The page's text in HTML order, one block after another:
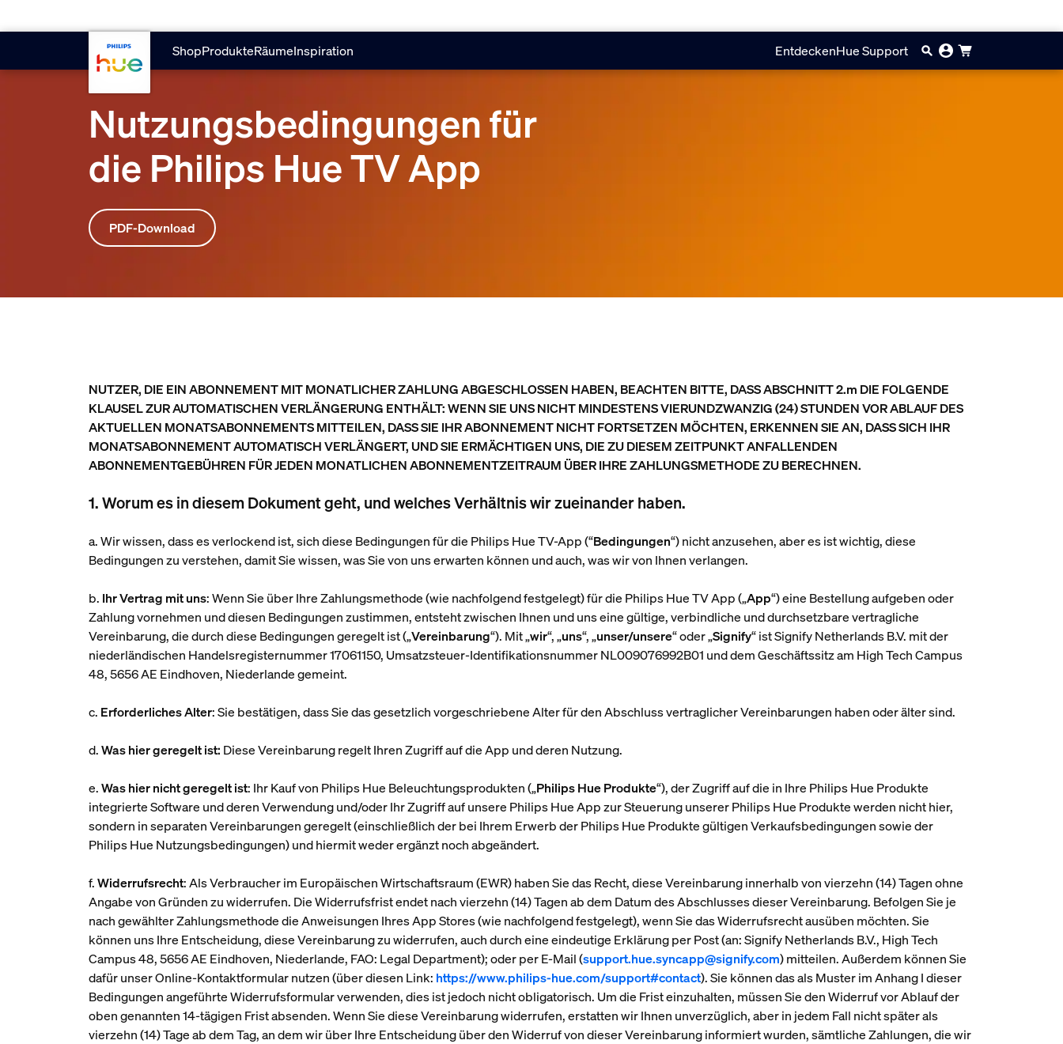
ShopProdukteRäumeInspiration EntdeckenHue Support
Nutzungsbedingungen für
die Philips Hue TV App
PDF-Download
NUTZER, DIE EIN ABONNEMENT MIT MONATLICHER ZAHLUNG ABGESCHLOSSEN HABEN, BEACHTEN BITTE, DASS ABSCHNITT 2.m DIE FOLGENDE
KLAUSEL ZUR AUTOMATISCHEN VERLÄNGERUNG ENTHÄLT: WENN SIE UNS NICHT MINDESTENS VIERUNDZWANZIG (24) STUNDEN VOR ABLAUF DES
AKTUELLEN MONATSABONNEMENTS MITTEILEN, DASS SIE IHR ABONNEMENT NICHT FORTSETZEN MÖCHTEN, ERKENNEN SIE AN, DASS SICH IHR
MONATSABONNEMENT AUTOMATISCH VERLÄNGERT, UND SIE ERMÄCHTIGEN UNS, DIE ZU DIESEM ZEITPUNKT ANFALLENDEN
ABONNEMENTGEBÜHREN FÜR JEDEN MONATLICHEN ABONNEMENTZEITRAUM ÜBER IHRE ZAHLUNGSMETHODE ZU BERECHNEN.
1. Worum es in diesem Dokument geht, und welches Verhältnis wir zueinander haben.
a. Wir wissen, dass es verlockend ist, sich diese Bedingungen für die Philips Hue TV-App (“Bedingungen“) nicht anzusehen, aber es ist wichtig, diese
Bedingungen zu verstehen, damit Sie wissen, was Sie von uns erwarten können und auch, was wir von Ihnen verlangen.
b. Ihr Vertrag mit uns: Wenn Sie über Ihre Zahlungsmethode (wie nachfolgend festgelegt) für die Philips Hue TV App („App“) eine Bestellung aufgeben oder
Zahlung vornehmen und diesen Bedingungen zustimmen, entsteht zwischen Ihnen und uns eine gültige, verbindliche und durchsetzbare vertragliche
Vereinbarung, die durch diese Bedingungen geregelt ist („Vereinbarung“). Mit „wir“, „uns“, „unser/unsere“ oder „Signify“ ist Signify Netherlands B.V. mit der
niederländischen Handelsregisternummer 17061150, Umsatzsteuer-Identifikationsnummer NL009076992B01 und dem Geschäftssitz am High Tech Campus
48, 5656 AE Eindhoven, Niederlande gemeint.
c. Erforderliches Alter: Sie bestätigen, dass Sie das gesetzlich vorgeschriebene Alter für den Abschluss vertraglicher Vereinbarungen haben oder älter sind.
d.Was hier geregelt ist: Diese Vereinbarung regelt Ihren Zugriff auf die App und deren Nutzung.
e.Was hier nicht geregelt ist: Ihr Kauf von Philips Hue Beleuchtungsprodukten („Philips Hue Produkte“), der Zugriff auf die in Ihre Philips Hue Produkte
integrierte Software und deren Verwendung und/oder Ihr Zugriff auf unsere Philips Hue App zur Steuerung unserer Philips Hue Produkte werden nicht hier,
sondern in separaten Vereinbarungen geregelt (einschließlich der bei Ihrem Erwerb der Philips Hue Produkte gültigen Verkaufsbedingungen sowie der
Philips Hue Nutzungsbedingungen) und hiermit weder ergänzt noch abgeändert.
f.Widerrufsrecht: Als Verbraucher im Europäischen Wirtschaftsraum (EWR) haben Sie das Recht, diese Vereinbarung innerhalb von vierzehn (14) Tagen ohne
Angabe von Gründen zu widerrufen. Die Widerrufsfrist endet nach vierzehn (14) Tagen ab dem Datum des Abschlusses dieser Vereinbarung. Befolgen Sie je
nach gewählter Zahlungsmethode die Anweisungen Ihres App Stores (wie nachfolgend festgelegt), wenn Sie das Widerrufsrecht ausüben möchten. Sie
können uns Ihre Entscheidung, diese Vereinbarung zu widerrufen, auch durch eine eindeutige Erklärung per Post (an: Signify Netherlands B.V., High Tech
Campus 48, 5656 AE Eindhoven, Niederlande, FAO: Legal Department); oder per E-Mail (support.hue.syncapp@signify.com) mitteilen. Außerdem können Sie
dafür unser Online-Kontaktformular nutzen (über diesen Link: https://www.philips-hue.com/support#contact). Sie können das als Muster im Anhang I dieser
Bedingungen angeführte Widerrufsformular verwenden, dies ist jedoch nicht obligatorisch. Um die Frist einzuhalten, müssen Sie den Widerruf vor Ablauf der
oben genannten 14-tägigen Frist absenden. Wenn Sie diese Vereinbarung widerrufen, erstatten wir Ihnen unverzüglich, aber in jedem Fall nicht später als
vierzehn (14) Tage ab dem Tag, an dem wir über Ihre Entscheidung über den Widerruf von dieser Vereinbarung informiert wurden, sämtliche Zahlungen, die wir